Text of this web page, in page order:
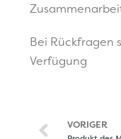
Bei Rückfragen
Verfügung
VORIGER